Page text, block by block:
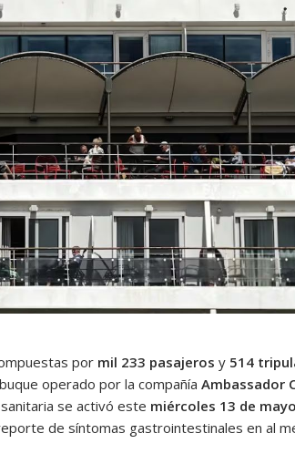
por mil 233 pasajeros y 514
operado por la compañía Ambassador
se activó este miércoles 13 de mayo
de síntomas gastrointestinales en al